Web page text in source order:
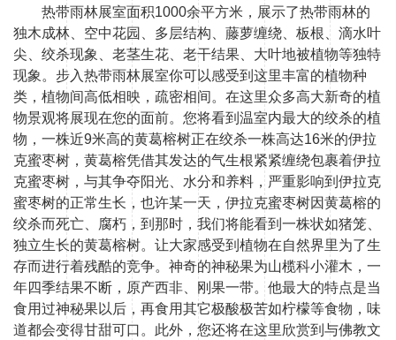
热带雨林展室面积1000余平方米，展示了热带雨林的
独木成林、空中花园、多层结构、藤萝缠绕、板根、滴水叶
尖、绞杀现象、老茎生花、老干结果、大叶地被植物等独特
现象。步入热带雨林展室你可以感受到这里丰富的植物种
类，植物间高低相映，疏密相间。在这里众多高大新奇的植
物景观将展现在您的面前。您将看到温室内最大的绞杀的植
物，一株近9米高的黄葛榕树正在绞杀一株高达16米的伊拉
克蜜枣树，黄葛榕凭借其发达的气生根紧紧缠绕包裹着伊拉
克蜜枣树，与其争夺阳光、水分和养料，严重影响到伊拉克
蜜枣树的正常生长，也许某一天，伊拉克蜜枣树因黄葛榕的
绞杀而死亡、腐朽，到那时，我们将能看到一株状如猪笼、
独立生长的黄葛榕树。让大家感受到植物在自然界里为了生
存而进行着残酷的竞争。神奇的神秘果为山榄科小灌木，一
年四季结果不断，原产西非、刚果一带。他最大的特点是当
食用过神秘果以后，再食用其它极酸极苦如柠檬等食物，味
道都会变得甘甜可口。此外，您还将在这里欣赏到与佛教文